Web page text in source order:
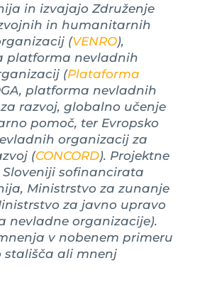
in izvajajo Združenje
in humanitarnih
(VENRO),
platforma nevladnih
(Plataforma
platforma nevladnih
razvoj, globalno učenje
pomoč, ter Evropsko
organizacij za
(CONCORD). Projektne
sofinancirata
Ministrstvo za zunanje
za javno upravo
nevladne organizacije).
v nobenem primeru
stališča ali mnenj